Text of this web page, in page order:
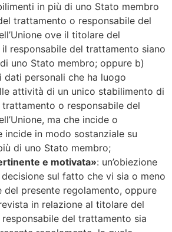
in più di uno Stato membro
trattamento o responsabile del
ove il titolare del
responsabile del trattamento siano
uno Stato membro; oppure b)
personali che ha luogo
attività di un unico stabilimento di
o responsabile del
ma che incide o
incide in modo sostanziale su
di uno Stato membro;
e motivata»: un’obiezione
sul fatto che vi sia o meno
del presente regolamento, oppure
in relazione al titolare del
del trattamento sia